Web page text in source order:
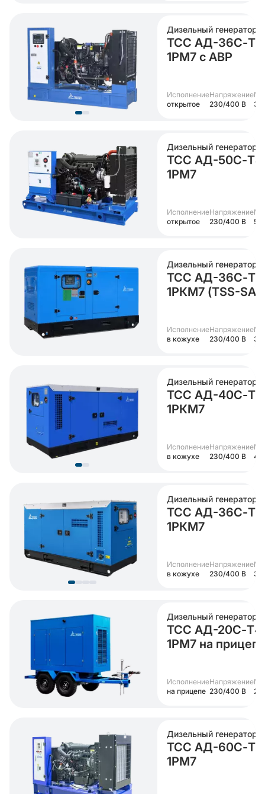
Дизельный генератор
ТСС АД-36С-
1РМ7 с АВР
Исполнение
открытое
Напряжение
230/400 В
36
Дизельный генератор
ТСС АД-50С-
1РМ7
Исполнение
открытое
Напряжение
230/400 В
50
Дизельный генератор
ТСС АД-36С-
1РКМ7 (TSS-SA-
Исполнение
в кожухе
Напряжение
230/400 В
36
Дизельный генератор
ТСС АД-40С-
1РКМ7
Исполнение
в кожухе
Напряжение
230/400 В
40
Дизельный генератор
ТСС АД-36С-
1РКМ7
Исполнение
в кожухе
Напряжение
230/400 В
36
Дизельный генератор
ТСС АД-20С-
1РМ7 на
Исполнение
на прицепе
Напряжение
230/400 В
20
Дизельный генератор
ТСС АД-60С-
1РМ7